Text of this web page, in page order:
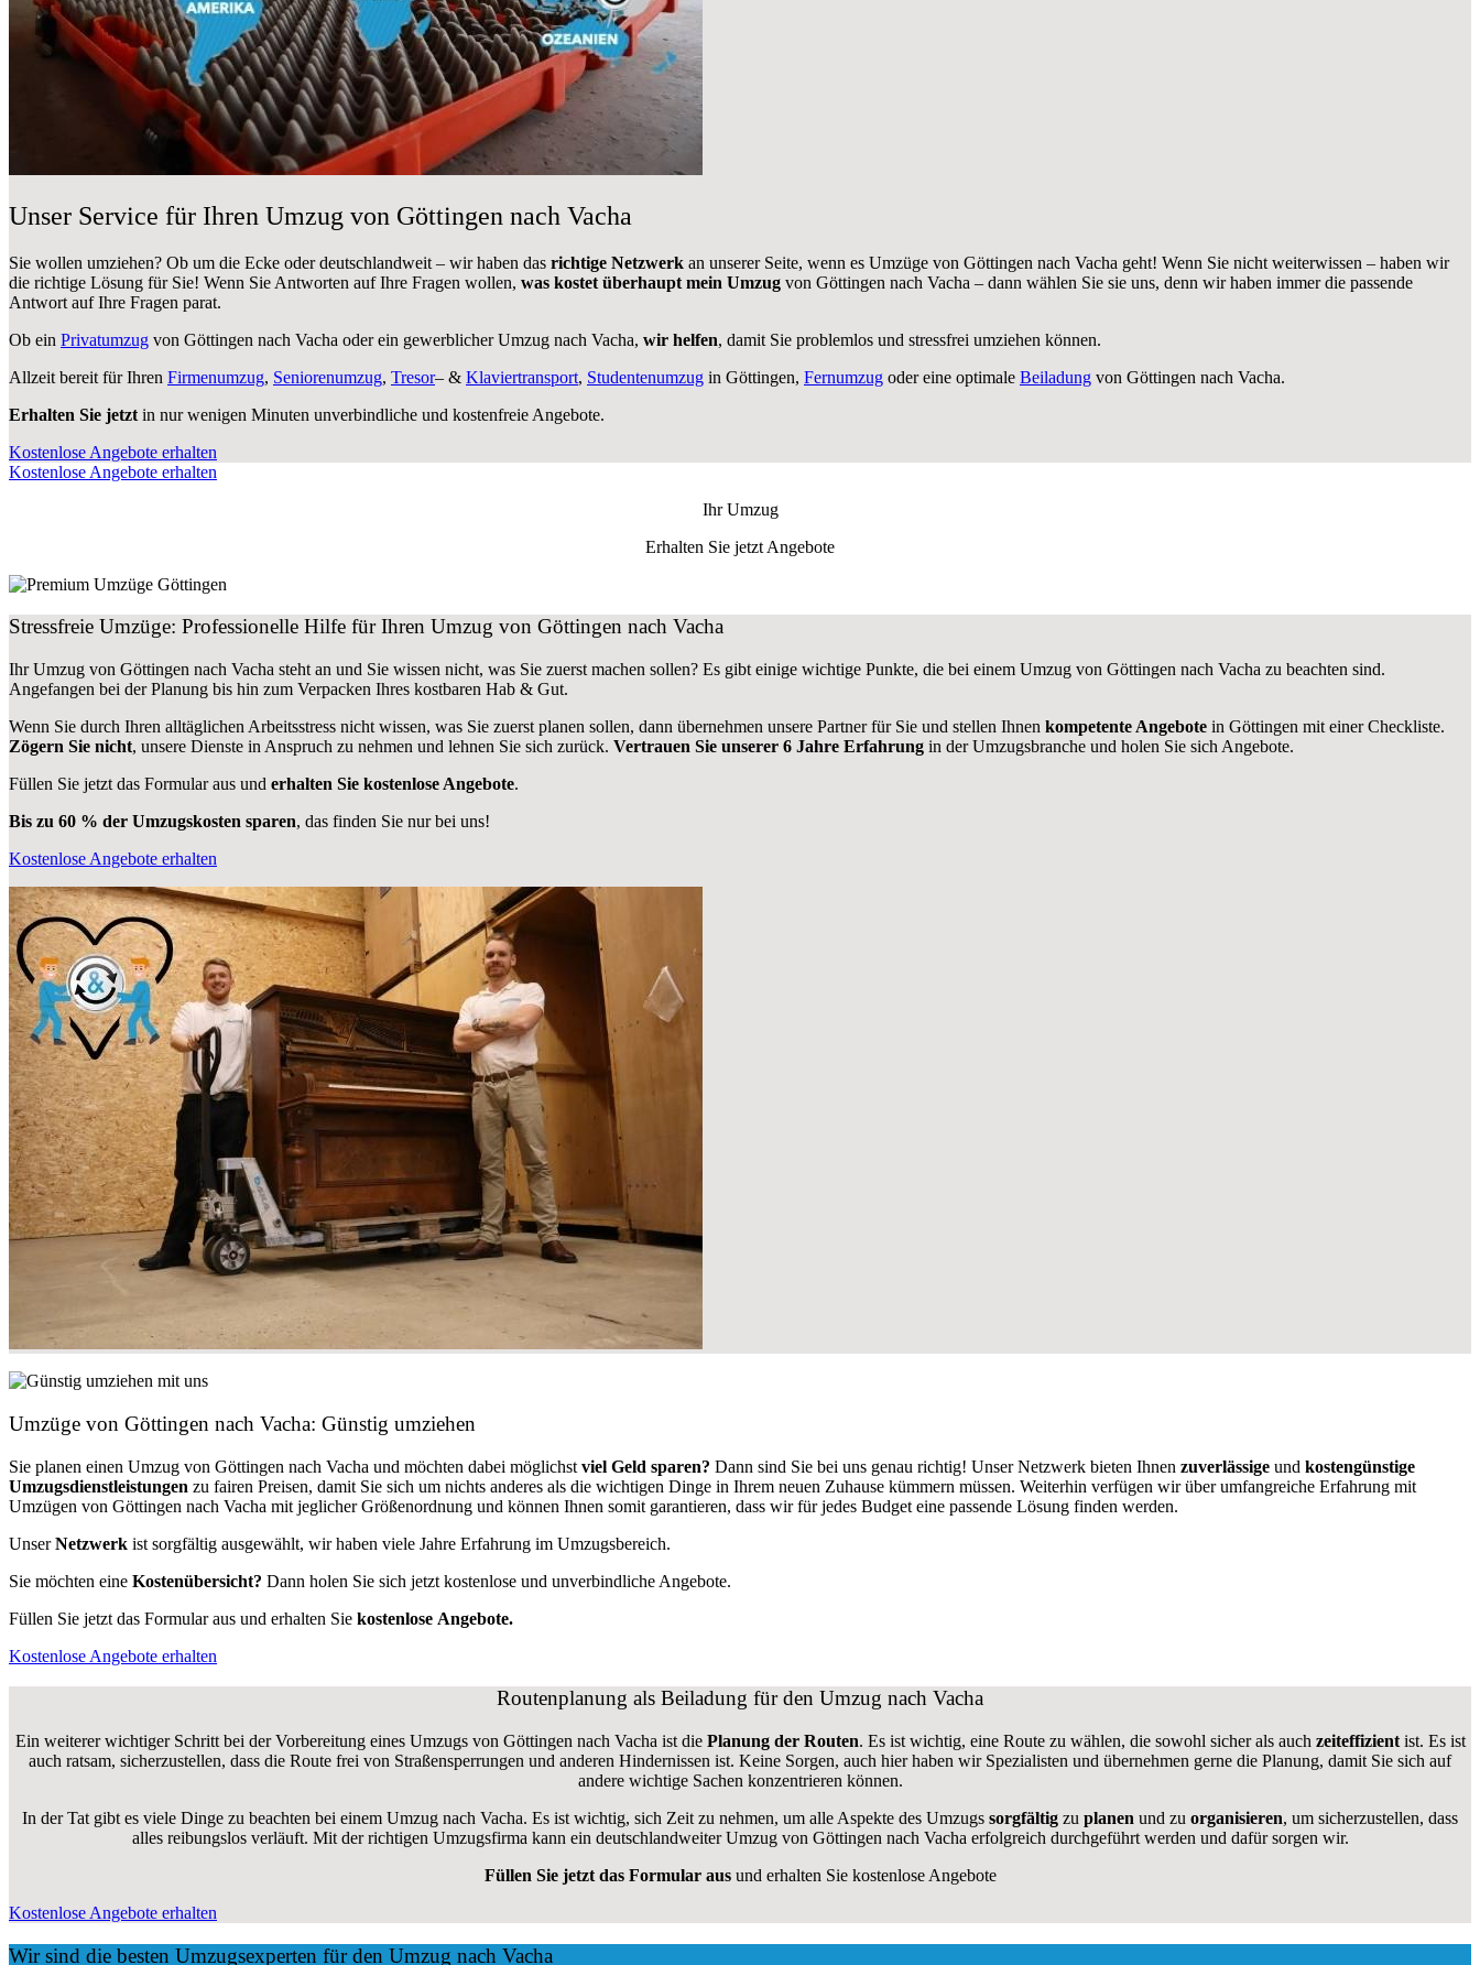
Unser Service für Ihren Umzug von Göttingen nach Vacha
Sie wollen umziehen? Ob um die Ecke oder deutschlandweit – wir haben das richtige Netzwerk an unserer Seite, wenn es Umzüge von Göttingen nach Vacha geht! Wenn Sie nicht weiterwissen – haben wir
die richtige Lösung für Sie! Wenn Sie Antworten auf Ihre Fragen wollen, was kostet überhaupt mein Umzug von Göttingen nach Vacha – dann wählen Sie sie uns, denn wir haben immer die passende
Antwort auf Ihre Fragen parat.
Ob ein Privatumzug von Göttingen nach Vacha oder ein gewerblicher Umzug nach Vacha, wir helfen, damit Sie problemlos und stressfrei umziehen können.
Allzeit bereit für Ihren Firmenumzug, Seniorenumzug, Tresor– & Klaviertransport, Studentenumzug in Göttingen, Fernumzug oder eine optimale Beiladung von Göttingen nach Vacha.
Erhalten Sie jetzt in nur wenigen Minuten unverbindliche und kostenfreie Angebote.
Kostenlose Angebote erhalten
Kostenlose Angebote erhalten
Ihr Umzug
Erhalten Sie jetzt Angebote
Stressfreie Umzüge: Professionelle Hilfe für Ihren Umzug von Göttingen nach Vacha
Ihr Umzug von Göttingen nach Vacha steht an und Sie wissen nicht, was Sie zuerst machen sollen? Es gibt einige wichtige Punkte, die bei einem Umzug von Göttingen nach Vacha zu beachten sind.
Angefangen bei der Planung bis hin zum Verpacken Ihres kostbaren Hab & Gut.
Wenn Sie durch Ihren alltäglichen Arbeitsstress nicht wissen, was Sie zuerst planen sollen, dann übernehmen unsere Partner für Sie und stellen Ihnen kompetente Angebote in Göttingen mit einer Checkliste.
Zögern Sie nicht, unsere Dienste in Anspruch zu nehmen und lehnen Sie sich zurück. Vertrauen Sie unserer 6 Jahre Erfahrung in der Umzugsbranche und holen Sie sich Angebote.
Füllen Sie jetzt das Formular aus und erhalten Sie kostenlose Angebote.
Bis zu 60 % der Umzugskosten sparen, das finden Sie nur bei uns!
Kostenlose Angebote erhalten
Umzüge von Göttingen nach Vacha: Günstig umziehen
Sie planen einen Umzug von Göttingen nach Vacha und möchten dabei möglichst viel Geld sparen? Dann sind Sie bei uns genau richtig! Unser Netzwerk bieten Ihnen zuverlässige und kostengünstige
Umzugsdienstleistungen zu fairen Preisen, damit Sie sich um nichts anderes als die wichtigen Dinge in Ihrem neuen Zuhause kümmern müssen. Weiterhin verfügen wir über umfangreiche Erfahrung mit
Umzügen von Göttingen nach Vacha mit jeglicher Größenordnung und können Ihnen somit garantieren, dass wir für jedes Budget eine passende Lösung finden werden.
UnserNetzwerk ist sorgfältig ausgewählt, wir haben viele Jahre Erfahrung im Umzugsbereich.
Sie möchten eine Kostenübersicht? Dann holen Sie sich jetzt kostenlose und unverbindliche Angebote.
Füllen Sie jetzt das Formular aus und erhalten Sie kostenlose Angebote.
Kostenlose Angebote erhalten
Routenplanung als Beiladung für den Umzug nach Vacha
Ein weiterer wichtiger Schritt bei der Vorbereitung eines Umzugs von Göttingen nach Vacha ist diePlanung der Routen. Es ist wichtig, eine Route zu wählen, die sowohl sicher als auch zeiteffizientist. Es ist
auch ratsam, sicherzustellen, dass die Route frei von Straßensperrungen und anderen Hindernissen ist. Keine Sorgen, auch hier haben wir Spezialisten und übernehmen gerne die Planung, damit Sie sich auf
andere wichtige Sachen konzentrieren können.
In der Tat gibt es viele Dinge zu beachten bei einem Umzug nach Vacha. Es ist wichtig, sich Zeit zu nehmen, um alle Aspekte des Umzugs sorgfältig zu planen und zu organisieren, um sicherzustellen, dass
alles reibungslos verläuft. Mit der richtigen Umzugsfirma kann ein deutschlandweiter Umzug von Göttingen nach Vacha erfolgreich durchgeführt werden und dafür sorgen wir.
Füllen Sie jetzt das Formular ausund erhalten Sie kostenlose Angebote
Kostenlose Angebote erhalten
Wir sind die besten Umzugsexperten für den Umzug nach Vacha